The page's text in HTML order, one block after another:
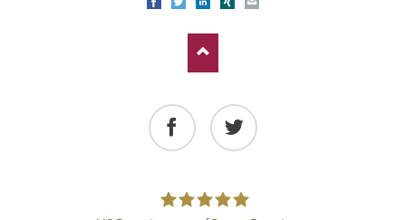
FacebookTwitterLinkedIn
Xing